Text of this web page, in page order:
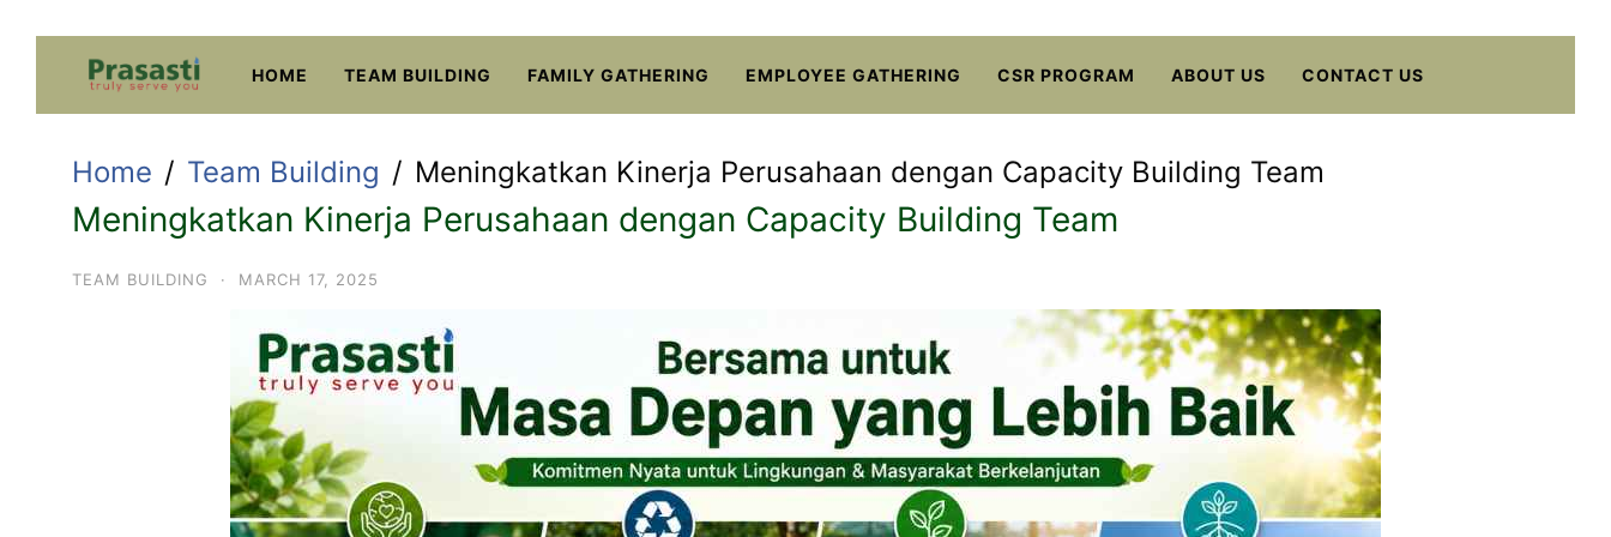
content
HOME TEAM BUILDING FAMILY GATHERING EMPLOYEE GATHERING CSR PROGRAM ABOUT US CONTACT US
Home Team Building Meningkatkan Kinerja Perusahaan dengan Capacity Building Team
Meningkatkan Kinerja Perusahaan dengan Capacity Building Team
TEAM BUILDING · MARCH 17, 2025